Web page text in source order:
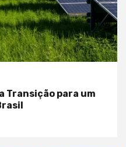
Transição para um